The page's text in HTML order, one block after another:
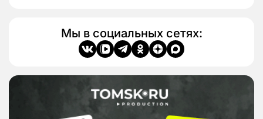
Мы в социальных сетях: